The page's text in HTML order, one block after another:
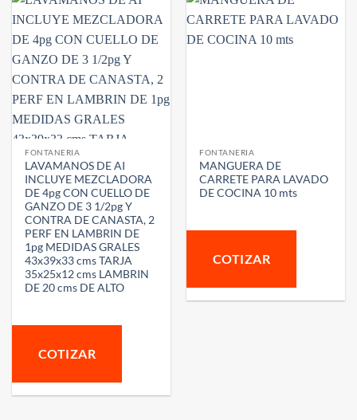
FONTANERIA
LAVAMANOS DE AI
INCLUYE MEZCLADORA
DE 4pg CON CUELLO DE
GANZO DE 3 1/2pg Y
CONTRA DE CANASTA, 2
PERF EN LAMBRIN DE
1pg MEDIDAS GRALES
43x39x33 cms TARJA
35x25x12 cms LAMBRIN
DE 20 cms DE ALTO
COTIZAR
FONTANERIA
MANGUERA DE
CARRETE PARA LAVADO
DE COCINA 10 mts
COTIZAR